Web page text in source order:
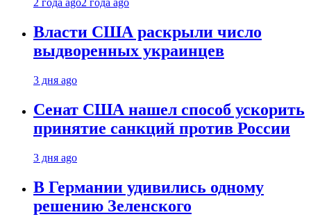
2 года ago2 года ago
Власти США раскрыли число
выдворенных украинцев
3 дня ago
Сенат США нашел способ ускорить
принятие санкций против России
3 дня ago
В Германии удивились одному
решению Зеленского